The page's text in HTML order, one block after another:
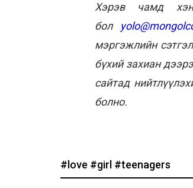
Хэрэв чамд хэн
бол
мэргэжлийн
бүхий захиан
сайтад
болно.
#love #girl #teenagers